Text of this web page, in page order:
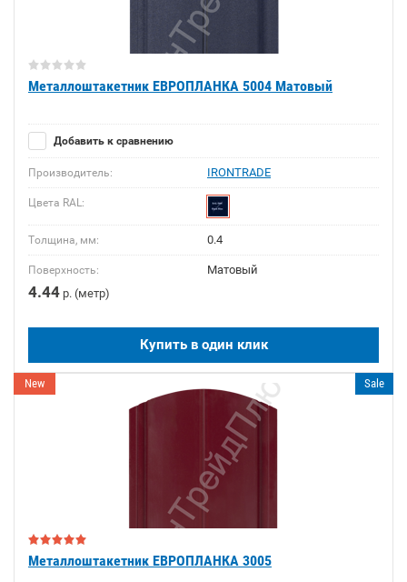
Металлоштакетник ЕВРОПЛАНКА 5004 Матовый
Добавить к сравнению
Производитель: IRONTRADE
Цвета RAL:
Толщина, мм: 0.4
Поверхность: Матовый
4.44 р. (метр)
Купить в один клик
New Sale
Металлоштакетник ЕВРОПЛАНКА 3005